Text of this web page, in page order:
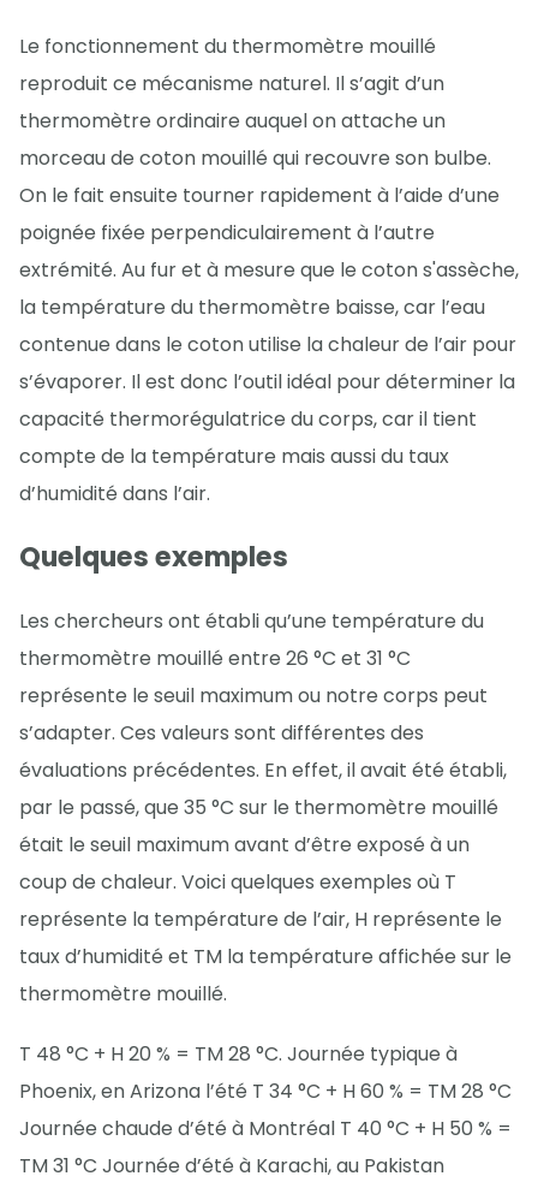
Le fonctionnement du thermomètre mouillé
reproduit ce mécanisme naturel. Il s’agit d’un
thermomètre ordinaire auquel on attache un
morceau de coton mouillé qui recouvre son bulbe.
On le fait ensuite tourner rapidement à l’aide d’une
poignée fixée perpendiculairement à l’autre
extrémité. Au fur et à mesure que le coton s'assèche,
la température du thermomètre baisse, car l’eau
contenue dans le coton utilise la chaleur de l’air pour
s’évaporer. Il est donc l’outil idéal pour déterminer la
capacité thermorégulatrice du corps, car il tient
compte de la température mais aussi du taux
d’humidité dans l’air.
Quelques exemples
Les chercheurs ont établi qu’une température du
thermomètre mouillé entre 26 °C et 31 °C
représente le seuil maximum ou notre corps peut
s’adapter. Ces valeurs sont différentes des
évaluations précédentes. En effet, il avait été établi,
par le passé, que 35 °C sur le thermomètre mouillé
était le seuil maximum avant d’être exposé à un
coup de chaleur. Voici quelques exemples où T
représente la température de l’air, H représente le
taux d’humidité et TM la température affichée sur le
thermomètre mouillé.
T 48 °C + H 20 % = TM 28 °C. Journée typique à
Phoenix, en Arizona l’été T 34 °C + H 60 % = TM 28 °C
Journée chaude d’été à Montréal T 40 °C + H 50 % =
TM 31 °C Journée d’été à Karachi, au Pakistan